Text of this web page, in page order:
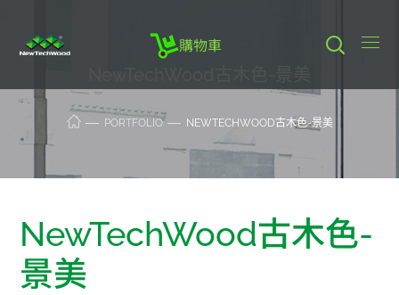
購物車
PORTFOLIO NEWTECHWOOD古木色-景美
NewTechWood古木色-
景美